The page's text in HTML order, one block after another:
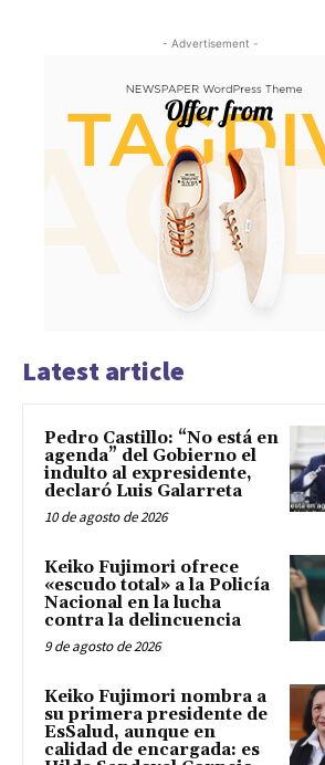
- Advertisement -
Latest article
Pedro Castillo: “No está en
agenda” del Gobierno el
indulto al expresidente,
declaró Luis Galarreta
10 de agosto de 2026
Keiko Fujimori ofrece
«escudo total» a la Policía
Nacional en la lucha
contra la delincuencia
9 de agosto de 2026
Keiko Fujimori nombra a
su primera presidente de
EsSalud, aunque en
calidad de encargada: es